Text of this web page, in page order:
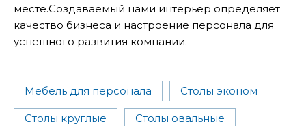
месте.Создаваемый нами интерьер определяет
качество бизнеса и настроение персонала для
успешного развития компании.
Мебель для персонала Столы эконом
Столы круглые Столы овальные